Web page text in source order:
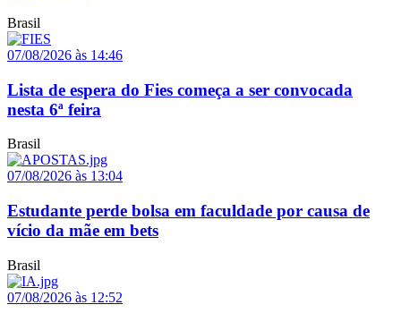
Brasil
07/08/2026 às 14:46
Lista de espera do Fies começa a ser convocada
nesta 6ª feira
Brasil
07/08/2026 às 13:04
Estudante perde bolsa em faculdade por causa de
vício da mãe em bets
Brasil
07/08/2026 às 12:52